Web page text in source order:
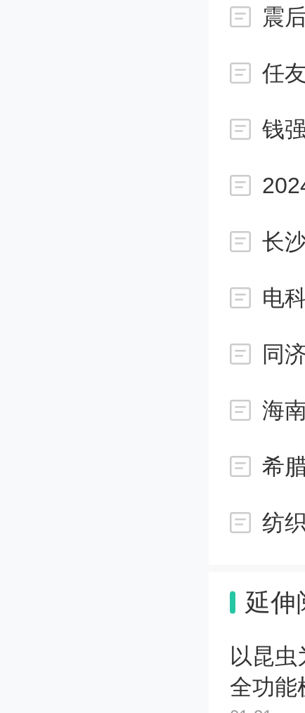
震
任
钱
长
海
希
延伸
以昆
全功能